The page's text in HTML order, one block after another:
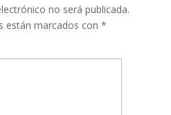
no será publicada.
están marcados con *